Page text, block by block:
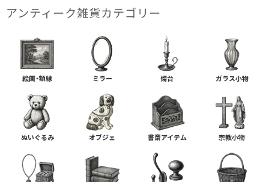
アンティーク雑貨カテゴリー
絵画・額縁 ミラー 燭台 ガラス小物
ぬいぐるみ オブジェ 書斎アイテム 宗教小物